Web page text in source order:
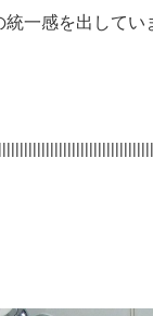
統一感を出してい